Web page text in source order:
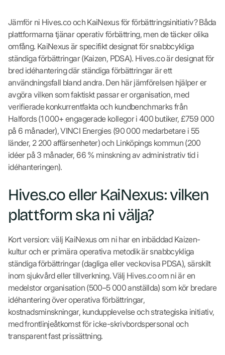
Jämför ni Hives.co och KaiNexus för förbättringsinitiativ? Båda
plattformarna tjänar operativ förbättring, men de täcker olika
omfång. KaiNexus är specifikt designat för snabbcykliga
ständiga förbättringar (Kaizen, PDSA). Hives.co är designat för
bred idéhantering där ständiga förbättringar är ett
användningsfall bland andra. Den här jämförelsen hjälper er
avgöra vilken som faktiskt passar er organisation, med
verifierade konkurrentfakta och kundbenchmarks från
Halfords (1 000+ engagerade kollegor i 400 butiker, £759 000
på 6 månader), VINCI Energies (90 000 medarbetare i 55
länder, 2 200 affärsenheter) och Linköpings kommun (200
idéer på 3 månader, 66 % minskning av administrativ tid i
idéhanteringen).
Hives.co eller KaiNexus: vilken
plattform ska ni välja?
Kort version: välj KaiNexus om ni har en inbäddad Kaizen-
kultur och er primära operativa metodik är snabbcykliga
ständiga förbättringar (dagliga eller veckovisa PDSA), särskilt
inom sjukvård eller tillverkning. Välj Hives.co om ni är en
medelstor organisation (500–5 000 anställda) som kör bredare
idéhantering över operativa förbättringar,
kostnadsminskningar, kundupplevelse och strategiska initiativ,
med frontlinjeåtkomst för icke-skrivbordspersonal och
transparent fast prissättning.